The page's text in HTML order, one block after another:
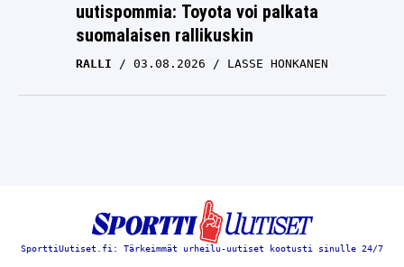
uutispommia: Toyota voi palkata
suomalaisen rallikuskin
RALLI 03.08.2026 LASSE HONKANEN
SporttiUutiset.fi: Tärkeimmät urheilu-uutiset kootusti sinulle 24/7